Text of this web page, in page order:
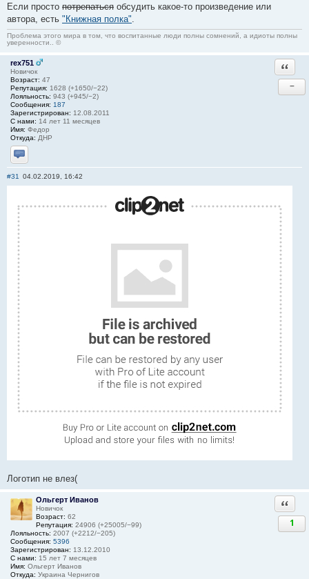
Если просто потрепаться обсудить какое-то произведение или
автора, есть "Книжная полка"
Проблема этого мира в том, что воспитанные люди полны сомнений, а идиоты полны
уверенности.. ©
rex751
Новичок
Возраст: 47
Репутация: 1628 (+1650/−22)
Лояльность: 943 (+945/−2)
Сообщения: 187
Зарегистрирован: 12.08.2011
С нами: 14 лет 11 месяцев
Имя: Федор
Откуда: ДНР
Отправить личное сообщение
−
#31 04.02.2019, 16:42
Логотип не влез(
Ольгерт Иванов
Новичок
Возраст: 62
Репутация: 24906 (+25005/−99)
Лояльность: 2007 (+2212/−205)
Сообщения: 5396
Зарегистрирован: 13.12.2010
С нами: 15 лет 7 месяцев
Имя: Ольгерт Иванов
Откуда: Украина Чернигов
1